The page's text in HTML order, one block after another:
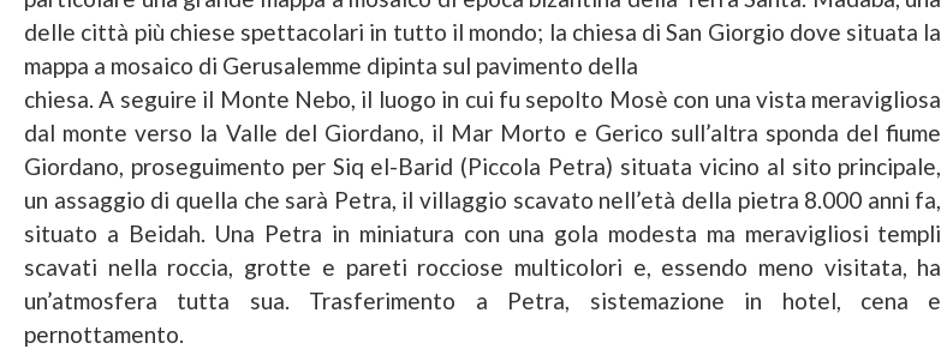
delle città più chiese spettacolari in tutto il mondo; la chiesa di San Giorgio dove situata la
mappa a mosaico di Gerusalemme dipinta sul pavimento della
chiesa. A seguire il Monte Nebo, il luogo in cui fu sepolto Mosè con una vista meravigliosa
dal monte verso la Valle del Giordano, il Mar Morto e Gerico sull’altra sponda del fiume
Giordano, proseguimento per Siq el-Barid (Piccola Petra) situata vicino al sito principale,
un assaggio di quella che sarà Petra, il villaggio scavato nell’età della pietra 8.000 anni fa,
situato a Beidah. Una Petra in miniatura con una gola modesta ma meravigliosi templi
scavati nella roccia, grotte e pareti rocciose multicolori e, essendo meno visitata, ha
un’atmosfera tutta sua. Trasferimento a Petra, sistemazione in hotel, cena e
pernottamento.